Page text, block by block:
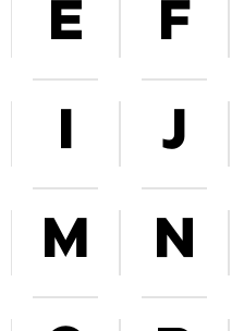
E F
J
M N